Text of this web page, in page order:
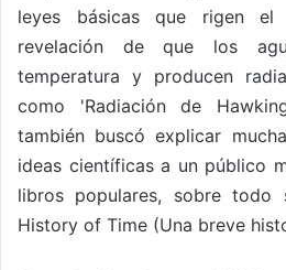
leyes básicas que rigen el
revelación de que los
temperatura y producen
como 'Radiación de
también buscó explicar
ideas científicas a un público
libros populares, sobre todo
History of Time (Una breve